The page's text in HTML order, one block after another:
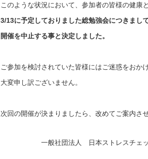
このような状況において、参加者の皆様の健康
3/13に予定しておりました総勉強会につきまして
開催を中止する事と決定しました。
ご参加を検討されていた皆様にはご迷惑をおか
大変申し訳ございません。
次回の開催が決まりましたら、改めてご案内さ
一般社団法人 日本ストレスチェック